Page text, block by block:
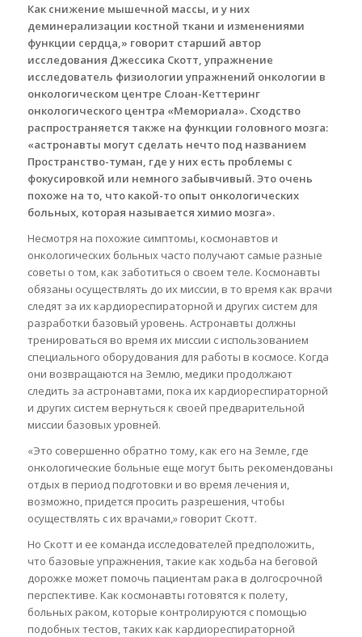
Как снижение мышечной массы, и у них
деминерализации костной ткани и изменениями
функции сердца,» говорит старший автор
исследования Джессика Скотт, упражнение
исследователь физиологии упражнений онкологии в
онкологическом центре Слоан-Кеттеринг
онкологического центра «Мемориала». Сходство
распространяется также на функции головного мозга:
«астронавты могут сделать нечто под названием
Пространство-туман, где у них есть проблемы с
фокусировкой или немного забывчивый. Это очень
похоже на то, что какой-то опыт онкологических
больных, которая называется химио мозга».
Несмотря на похожие симптомы, космонавтов и
онкологических больных часто получают самые разные
советы о том, как заботиться о своем теле. Космонавты
обязаны осуществлять до их миссии, в то время как врачи
следят за их кардиореспираторной и других систем для
разработки базовый уровень. Астронавты должны
тренироваться во время их миссии с использованием
специального оборудования для работы в космосе. Когда
они возвращаются на Землю, медики продолжают
следить за астронавтами, пока их кардиореспираторной
и других систем вернуться к своей предварительной
миссии базовых уровней.
«Это совершенно обратно тому, как его на Земле, где
онкологические больные еще могут быть рекомендованы
отдых в период подготовки и во время лечения и,
возможно, придется просить разрешения, чтобы
осуществлять с их врачами,» говорит Скотт.
Но Скотт и ее команда исследователей предположить,
что базовые упражнения, такие как ходьба на беговой
дорожке может помочь пациентам рака в долгосрочной
перспективе. Как космонавты готовятся к полету,
больных раком, которые контролируются с помощью
подобных тестов, таких как кардиореспираторной